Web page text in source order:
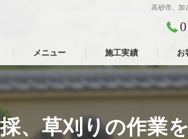
高砂市、加
メニュー 施工実績 お
、草刈りの作